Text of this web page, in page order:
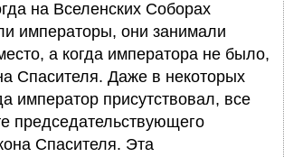
на Вселенских Соборах
императоры, они занимали
а когда императора не было,
Спасителя. Даже в некоторых
император присутствовал, все
председательствующего
Спасителя. Эта